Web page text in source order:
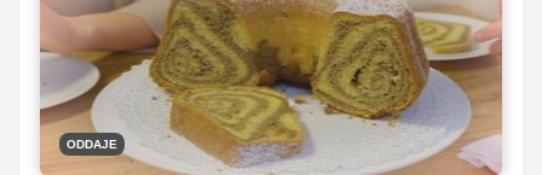
bo uspelo!
ODDAJE